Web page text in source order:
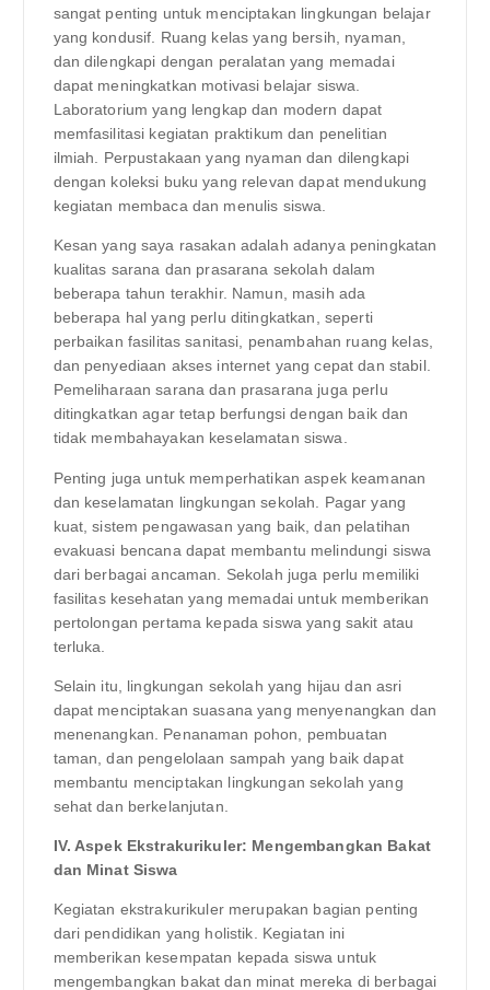
sangat penting untuk menciptakan lingkungan belajar
yang kondusif. Ruang kelas yang bersih, nyaman,
dan dilengkapi dengan peralatan yang memadai
dapat meningkatkan motivasi belajar siswa.
Laboratorium yang lengkap dan modern dapat
memfasilitasi kegiatan praktikum dan penelitian
ilmiah. Perpustakaan yang nyaman dan dilengkapi
dengan koleksi buku yang relevan dapat mendukung
kegiatan membaca dan menulis siswa.
Kesan yang saya rasakan adalah adanya peningkatan
kualitas sarana dan prasarana sekolah dalam
beberapa tahun terakhir. Namun, masih ada
beberapa hal yang perlu ditingkatkan, seperti
perbaikan fasilitas sanitasi, penambahan ruang kelas,
dan penyediaan akses internet yang cepat dan stabil.
Pemeliharaan sarana dan prasarana juga perlu
ditingkatkan agar tetap berfungsi dengan baik dan
tidak membahayakan keselamatan siswa.
Penting juga untuk memperhatikan aspek keamanan
dan keselamatan lingkungan sekolah. Pagar yang
kuat, sistem pengawasan yang baik, dan pelatihan
evakuasi bencana dapat membantu melindungi siswa
dari berbagai ancaman. Sekolah juga perlu memiliki
fasilitas kesehatan yang memadai untuk memberikan
pertolongan pertama kepada siswa yang sakit atau
terluka.
Selain itu, lingkungan sekolah yang hijau dan asri
dapat menciptakan suasana yang menyenangkan dan
menenangkan. Penanaman pohon, pembuatan
taman, dan pengelolaan sampah yang baik dapat
membantu menciptakan lingkungan sekolah yang
sehat dan berkelanjutan.
IV. Aspek Ekstrakurikuler: Mengembangkan Bakat
dan Minat Siswa
Kegiatan ekstrakurikuler merupakan bagian penting
dari pendidikan yang holistik. Kegiatan ini
memberikan kesempatan kepada siswa untuk
mengembangkan bakat dan minat mereka di berbagai